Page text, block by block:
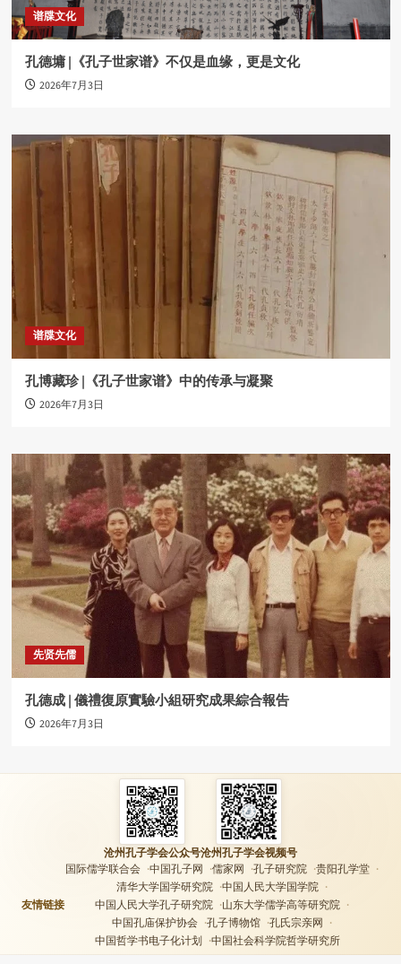
谱牒文化
孔德墉 |《孔子世家谱》不仅是血缘，更是文化
2026年7月3日
谱牒文化
孔博藏珍 |《孔子世家谱》中的传承与凝聚
2026年7月3日
先贤先儒
孔德成 | 儀禮復原實驗小組研究成果綜合報告
2026年7月3日
沧州孔子学会公众号沧州孔子学会视频号
友情链接
国际儒学联合会 中国孔子网 儒家网 孔子研究院
贵阳孔学堂
清华大学国学研究院
中国人民大学国学院
中国人民大学孔子研究院
山东大学儒学高等研究院
中国孔庙保护协会
孔子博物馆
孔氏宗亲网
中国哲学书电子化计划
中国社会科学院哲学研究所